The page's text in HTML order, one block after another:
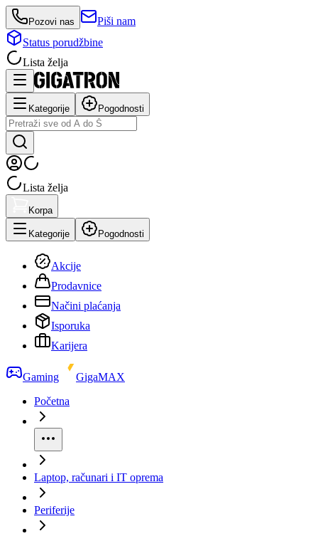
Pozovi nas
Piši nam
Status porudžbine
Lista želja
Kategorije Pogodnosti
Lista želja
Korpa
Kategorije Pogodnosti
Akcije
Prodavnice
Načini plaćanja
Isporuka
Karijera
Gaming
GigaMAX
Početna
Laptop, računari i IT oprema
Periferije